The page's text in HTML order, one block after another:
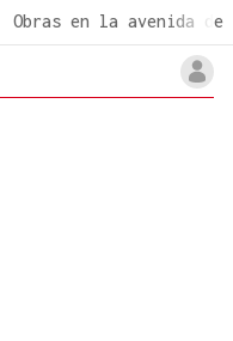
Obras en la avenida de